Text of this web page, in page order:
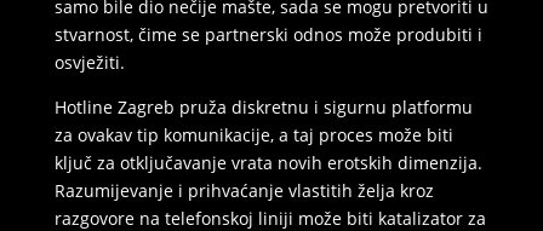
samo bile dio nečije mašte, sada se mogu pretvoriti u
stvarnost, čime se partnerski odnos može produbiti i
osvježiti.
Hotline Zagreb pruža diskretnu i sigurnu platformu
za ovakav tip komunikacije, a taj proces može biti
ključ za otključavanje vrata novih erotskih dimenzija.
Razumijevanje i prihvaćanje vlastitih želja kroz
razgovore na telefonskoj liniji može biti katalizator za